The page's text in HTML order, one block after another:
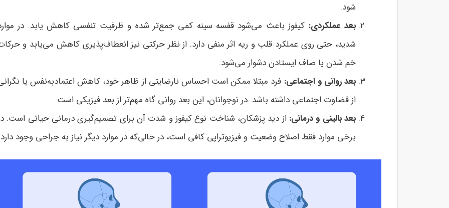
شود.
بعد عملکردی: کیفوز باعث می‌شود قفسه سینه کمی جمع‌تر شده و ظرفیت تنفسی کاهش یابد. در
شدید، حتی روی عملکرد قلب و ریه اثر منفی دارد. از نظر حرکتی نیز انعطاف‌پذیری کاهش می‌یابد و
خم شدن یا صاف ایستادن دشوار می‌شود.
بعد روانی و اجتماعی: فرد مبتلا ممکن است احساس نارضایتی از ظاهر خود، کاهش اعتمادبه‌نفس یا
از قضاوت اجتماعی داشته باشد. در نوجوانان، این بعد روانی گاه مهم‌تر از بعد فیزیکی است.
بعد بالینی و درمانی: از دید پزشکان، شناخت نوع کیفوز و شدت آن برای تصمیم‌گیری درمانی حیاتی است.
برخی موارد فقط اصلاح وضعیت و فیزیوتراپی کافی است، در حالی‌که در موارد دیگر نیاز به جراحی وجود